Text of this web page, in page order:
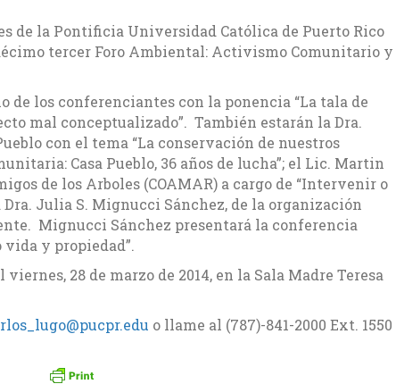
de la Pontificia Universidad Católica de Puerto Rico
tercer Foro Ambiental: Activismo Comunitario y
los conferenciantes con la ponencia “La tala de
mal conceptualizado”. También estarán la Dra.
con el tema “La conservación de nuestros
Casa Pueblo, 36 años de lucha”; el Lic. Martin
de los Arboles (COAMAR) a cargo de “Intervenir o
Julia S. Mignucci Sánchez, de la organización
Mignucci Sánchez presentará la conferencia
vida y propiedad”.
28 de marzo de 2014, en la Sala Madre Teresa
o llame al (787)-841-2000 Ext. 1550